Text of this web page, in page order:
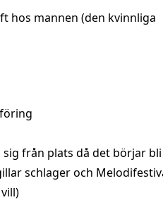
hos mannen (den kvinnliga
från plats då det börjar
schlager och